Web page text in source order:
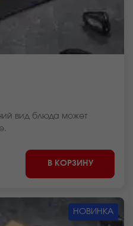
вид блюда может
В КОРЗИНУ
НОВИНКА